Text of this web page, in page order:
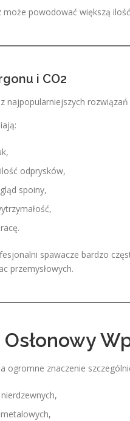
może powodować większą
i CO2
najpopularniejszych
odprysków,
spoiny,
spawacze bardzo
przemysłowych.
Osłonowy
ogromne znaczenie